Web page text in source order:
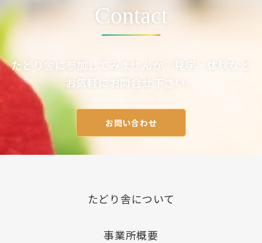
ン Contact
たどり舎に参加してみませんか？見学・体験など
お気軽にお問合せ下さい。
お問い合わせ
たどり舎について
事業所概要